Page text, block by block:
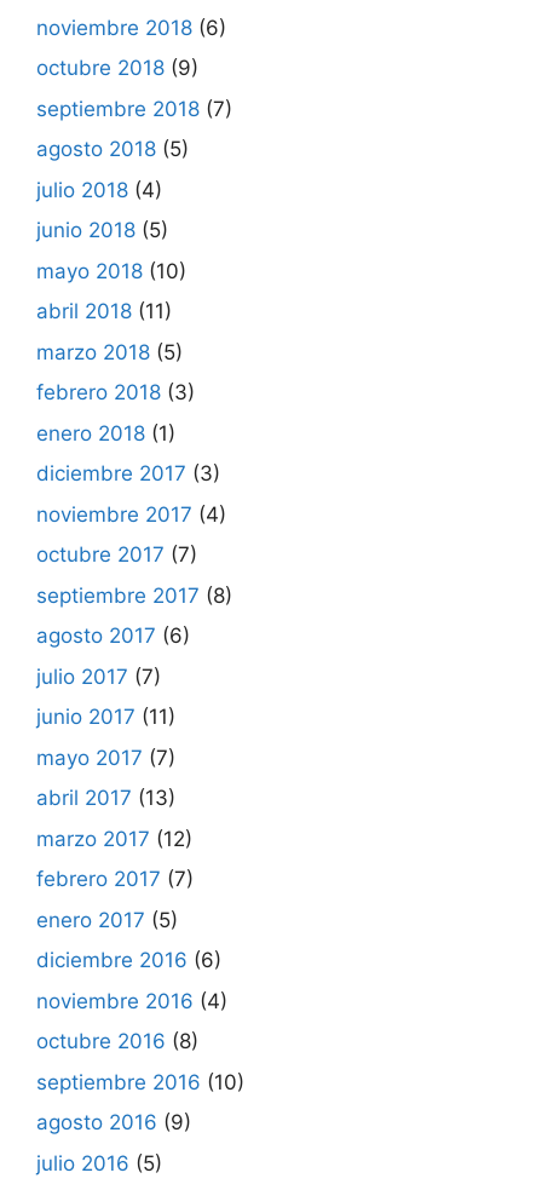
noviembre 2018 (6)
octubre 2018 (9)
septiembre 2018 (7)
agosto 2018 (5)
julio 2018 (4)
junio 2018 (5)
mayo 2018 (10)
abril 2018 (11)
marzo 2018 (5)
febrero 2018 (3)
enero 2018 (1)
diciembre 2017 (3)
noviembre 2017 (4)
octubre 2017 (7)
septiembre 2017 (8)
agosto 2017 (6)
julio 2017 (7)
junio 2017 (11)
mayo 2017 (7)
abril 2017 (13)
marzo 2017 (12)
febrero 2017 (7)
enero 2017 (5)
diciembre 2016 (6)
noviembre 2016 (4)
octubre 2016 (8)
septiembre 2016 (10)
agosto 2016 (9)
julio 2016 (5)